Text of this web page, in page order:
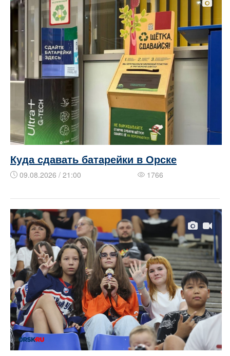
Куда сдавать батарейки в Орске
09.08.2026 / 21:00 1766